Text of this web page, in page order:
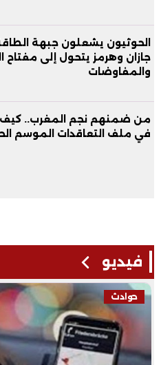
الحوثيون يشعلون جبهة
جازان وهرمز يتحول إلى مفتاح
والمفاوضات
من ضمنهم نجم المغرب.. كيف
في ملف التعاقدات الموسم
فيديو
حوادث